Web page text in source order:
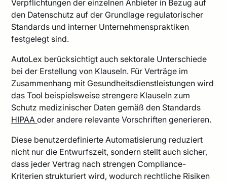
Verpflichtungen der einzelnen Anbieter in Bezug auf
den Datenschutz auf der Grundlage regulatorischer
Standards und interner Unternehmenspraktiken
festgelegt sind.
AutoLex berücksichtigt auch sektorale Unterschiede
bei der Erstellung von Klauseln. Für Verträge im
Zusammenhang mit Gesundheitsdienstleistungen wird
das Tool beispielsweise strengere Klauseln zum
Schutz medizinischer Daten gemäß den Standards
HIPAAoder andere relevante Vorschriften generieren.
Diese benutzerdefinierte Automatisierung reduziert
nicht nur die Entwurfszeit, sondern stellt auch sicher,
dass jeder Vertrag nach strengen Compliance-
Kriterien strukturiert wird, wodurch rechtliche Risiken